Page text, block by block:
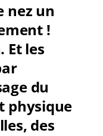
nez un
!
Et les
du
physique
des